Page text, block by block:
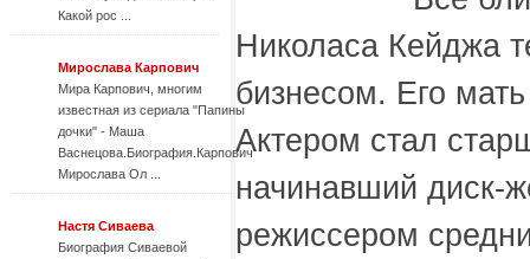
Какой рос ...
Мирослава Карпович
Мира Карпович, многим
известная из сериала "Папины
дочки" - Маша
Васнецова.Биография.Карпович
Мирослава Ол ...
Настя Cиваева
Биография Сиваевой
Николаса Кейджа
бизнесом. Его
Актером стал
начинавший диск-
режиссером